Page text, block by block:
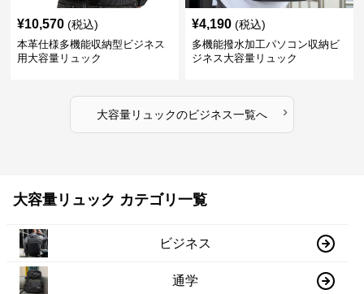
¥10,570 (税込)
本革仕様多機能収納型ビジネス
用大容量リュック
¥4,190 (税込)
多機能撥水加工パソコン収納ビ
ジネス大容量リュック
大容量リュックのビジネス一覧へ ›
大容量リュック カテゴリ一覧
ビジネス
通学